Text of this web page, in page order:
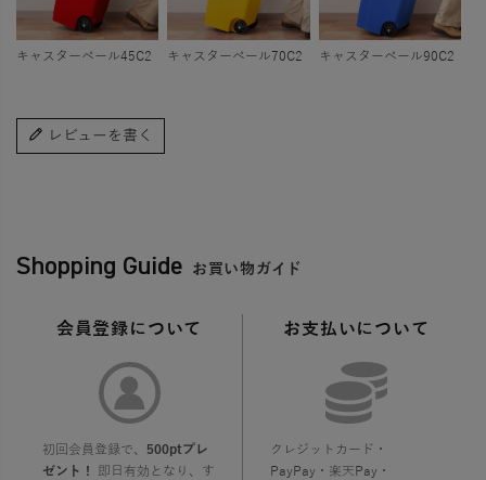
キャスターペール45C2 キャスターペール70C2 キャスターペール90C2
レビューを書く
Shopping Guide お買い物ガイド
会員登録について
初回会員登録で、 500ptプレ
ゼント！
即日有効となり、す
お支払いについて
クレジットカード・
PayPay・楽天Pay・